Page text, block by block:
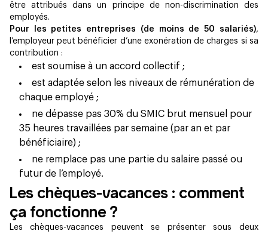
être attribués dans un principe de non-discrimination des
employés.
Pour les petites entreprises (de moins de 50 salariés),
l’employeur peut bénéficier d’une exonération de charges si sa
contribution :
est soumise à un accord collectif ;
est adaptée selon les niveaux de rémunération de
chaque employé ;
ne dépasse pas 30% du SMIC brut mensuel pour
35 heures travaillées par semaine (par an et par
bénéficiaire) ;
ne remplace pas une partie du salaire passé ou
futur de l’employé.
Les chèques-vacances : comment
ça fonctionne ?
Les chèques-vacances peuvent se présenter sous deux